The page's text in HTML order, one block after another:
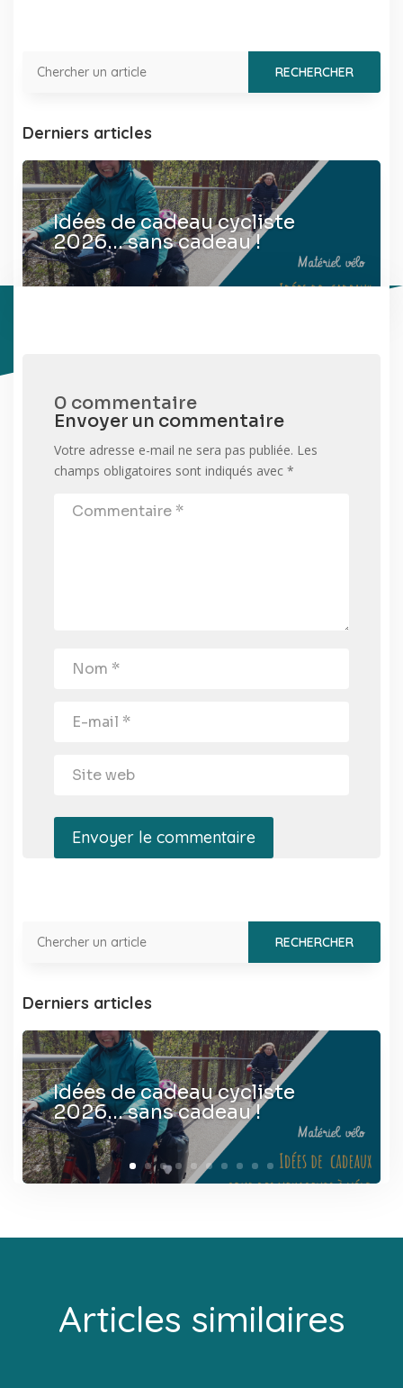
Derniers articles
Idées de cadeau cycliste
2026… sans cadeau !
0 commentaire
Envoyer un commentaire
Votre adresse e-mail ne sera pas publiée. Les
champs obligatoires sont indiqués avec *
Envoyer le commentaire
Derniers articles
Idées de cadeau cycliste
2026… sans cadeau !
Articles similaires